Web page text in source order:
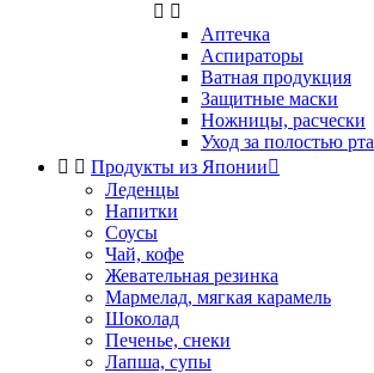
 
Аптечка
Аспираторы
Ватная продукция
Защитные маски
Ножницы, расчески
Уход за полостью рта
  Продукты из Японии
Леденцы
Напитки
Соусы
Чай, кофе
Жевательная резинка
Мармелад, мягкая карамель
Шоколад
Печенье, снеки
Лапша, супы